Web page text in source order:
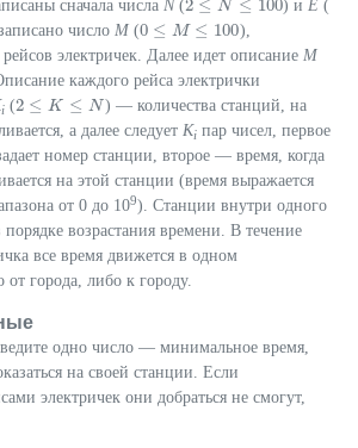
сначала числа N(2 ≤ N ≤ 100
2 ≤N ≤100 ) иE (
число M (0 ≤ M ≤ 100
0≤M ≤100
),
электричек. Далее идет описание M
каждого рейса электрички
i (2 ≤ K ≤ N
2 ≤K ≤N
) — количества станций, на
а далее следует Ki пар чисел, первое
номер станции, второе — время, когда
на этой станции (время выражается
от 0 до 109). Станции внутри одного
возрастания времени. В течение
все время движется в одном
города, либо к городу.
одно число — минимальное время,
на своей станции. Если
электричек они добраться не смогут,